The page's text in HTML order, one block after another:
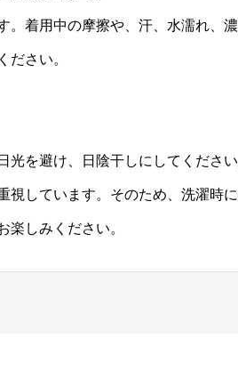
着用中の摩擦や、汗、水濡れ、
ださい。
光を避け、日陰干しにしてください
視しています。そのため、洗濯時
しみください。